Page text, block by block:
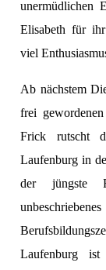
unermüdlichen
Elisabeth für ihr
viel
Ab nächstem
frei
Frick rutscht
Laufenburg in
der jüngste
Laufenburg